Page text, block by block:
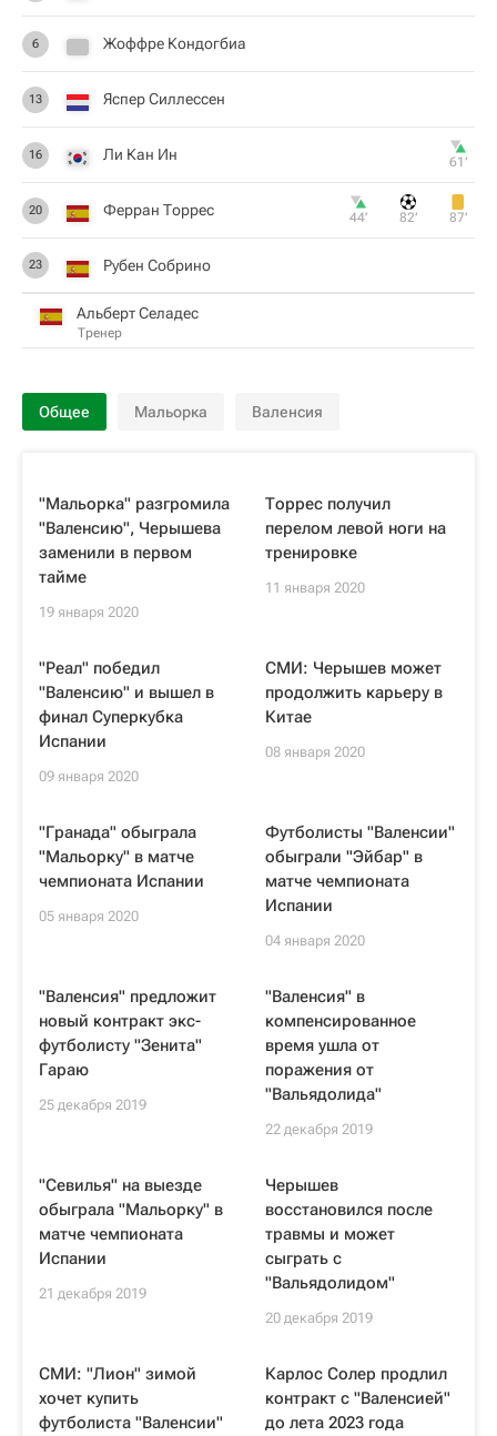
6 Жоффре Кондогбиа
13 Яспер Силлессен
16 Ли Кан Ин 61‎’‎
20 Ферран Торрес 44‎’‎ 82‎’‎ 87‎’‎
23 Рубен Собрино
Альберт Селадес
Тренер
Общее Мальорка Валенсия
"Мальорка" разгромила
"Валенсию", Черышева
заменили в первом
тайме
19 января 2020
Торрес получил
перелом левой ноги на
тренировке
11 января 2020
"Реал" победил
"Валенсию" и вышел в
финал Суперкубка
Испании
09 января 2020
СМИ: Черышев может
продолжить карьеру в
Китае
08 января 2020
"Гранада" обыграла
"Мальорку" в матче
чемпионата Испании
05 января 2020
Футболисты "Валенсии"
обыграли "Эйбар" в
матче чемпионата
Испании
04 января 2020
"Валенсия" предложит
новый контракт экс-
футболисту "Зенита"
Гараю
25 декабря 2019
"Валенсия" в
компенсированное
время ушла от
поражения от
"Вальядолида"
22 декабря 2019
"Севилья" на выезде
обыграла "Мальорку" в
матче чемпионата
Испании
21 декабря 2019
Черышев
восстановился после
травмы и может
сыграть с
"Вальядолидом"
20 декабря 2019
СМИ: "Лион" зимой
хочет купить
футболиста "Валенсии"
Карлос Солер продлил
контракт с "Валенсией"
до лета 2023 года